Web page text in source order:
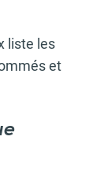
liste les
et